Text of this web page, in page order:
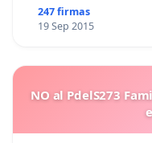
247 firmas
19 Sep 2015
NO al PdelS273